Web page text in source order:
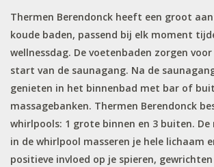
Thermen Berendonck heeft een groot
koude baden, passend bij elk moment
wellnessdag. De voetenbaden zorgen
start van de saunagang. Na de
genieten in het binnenbad met bar of
massagebanken. Thermen Berendonck
whirlpools: 1 grote binnen en 3 buiten. De
in de whirlpool masseren je hele lichaam
positieve invloed op je spieren, gewrichten